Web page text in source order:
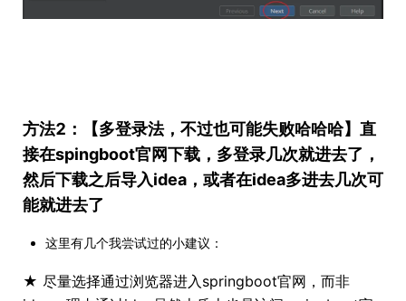
方法2：【多登录法，不过也可能失败哈哈哈】直
接在spingboot官网下载，多登录几次就进去了，
然后下载之后导入idea，或者在idea多进去几次可
能就进去了
这里有几个我尝试过的小建议：
★ 尽量选择通过浏览器进入springboot官网，而非